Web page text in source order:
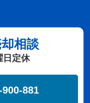
相談
日定休
900-881